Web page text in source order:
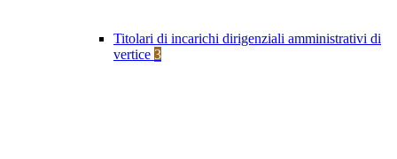
Titolari di incarichi dirigenziali amministrativi di
vertice 3